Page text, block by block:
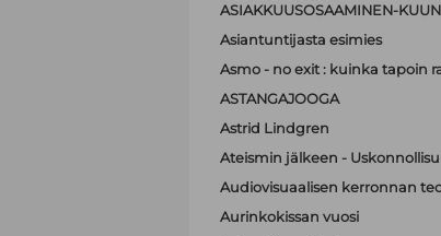
ASIAKKUUSOSAAMINEN-
Asiantuntijasta esimies
Asmo - no exit : kuinka tapoin
ASTANGAJOOGA
Astrid Lindgren
Ateismin jälkeen -
Audiovisuaalisen kerronnan
Aurinkokissan vuosi